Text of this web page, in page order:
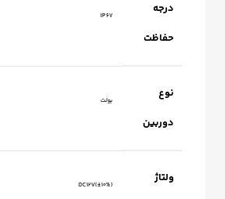
درجه
حفاظت
IP67
نوع
دوربین
بولت
ولتاژ DC12V(±10%)